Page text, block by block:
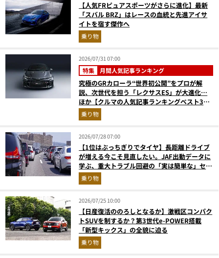
【人気FRピュアスポーツがさらに進化】最新
「スバル BRZ」はレースの血統と先進アイサ
イトを宿す傑作へ
乗り物
2026/07/31 07:00
特集 月間人気記事ランキング
究極のGRカローラ“世界初公開”をプロが解
説、次世代を担う「レクサスES」が大進化…
ほか【クルマの人気記事ランキングベスト3】
（2026年6月版）
乗り物
2026/07/28 07:00
【1位はぶっちぎりでタイヤ】長距離ドライブ
が増える今こそ見直したい。JAF出動データに
学ぶ、重大トラブル回避の「実は簡単な」セル
フメンテ術
乗り物
2026/07/25 10:00
【日産復活ののろしとなるか】激戦区コンパク
トSUVを制するか？第3世代e-POWER搭載
「新型キックス」の全貌に迫る
乗り物